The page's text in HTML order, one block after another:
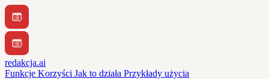
redakcja.ai
Funkcje Korzyści Jak to działa Przykłady użycia